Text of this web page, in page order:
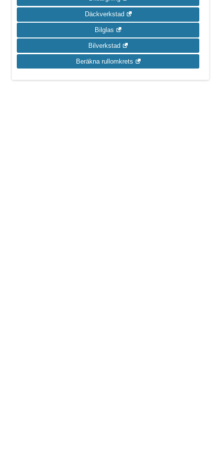
Däckverkstad
Bilglas
Bilverkstad
Beräkna rullomkrets